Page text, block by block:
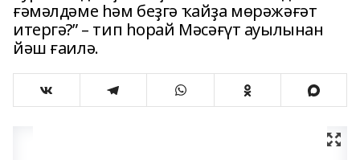
ғәмәлдәме һәм беҙгә ҡайҙа мөрәжәғәт
итергә?” – тип һорай Мәсәғүт ауылынан
йәш ғаилә.